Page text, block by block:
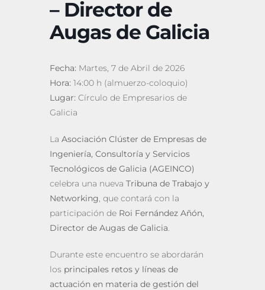
– Director de
Augas de Galicia
Fecha: Martes, 7 de Abril de 2026
Hora: 14:00 h (almuerzo-coloquio)
Lugar: Círculo de Empresarios de
Galicia
La Asociación Clúster de Empresas de
Ingeniería, Consultoría y Servicios
Tecnológicos de Galicia (AGEINCO)
celebra una nueva Tribuna de Trabajo y
Networking, que contará con la
participación de Roi Fernández Añón,
Director de Augas de Galicia.
Durante este encuentro se abordarán
los principales retos y líneas de
actuación en materia de gestión del